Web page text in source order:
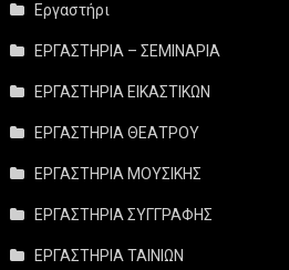
Εργαστήρι
ΕΡΓΑΣΤΗΡΙΑ – ΣΕΜΙΝΑΡΙΑ
ΕΡΓΑΣΤΗΡΙΑ ΕΙΚΑΣΤΙΚΩΝ
ΕΡΓΑΣΤΗΡΙΑ ΘΕΑΤΡΟΥ
ΕΡΓΑΣΤΗΡΙΑ ΜΟΥΣΙΚΗΣ
ΕΡΓΑΣΤΗΡΙΑ ΣΥΓΓΡΑΦΗΣ
ΕΡΓΑΣΤΗΡΙΑ ΤΑΙΝΙΩΝ